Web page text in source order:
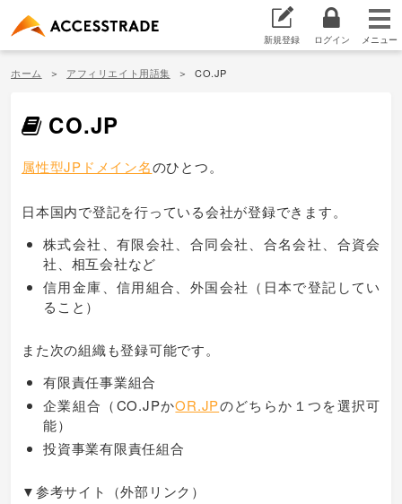
新規登録 ログイン
ホーム アフィリエイト用語集 CO.JP
CO.JP
属性型JPドメイン名のひとつ。
日本国内で登記を行っている会社が登録できます。
株式会社、有限会社、合同会社、合名会社、合資会
社、相互会社など
信用金庫、信用組合、外国会社（日本で登記してい
ること）
また次の組織も登録可能です。
有限責任事業組合
企業組合（CO.JPかOR.JPのどちらか１つを選択可
能）
投資事業有限責任組合
▼参考サイト（外部リンク）